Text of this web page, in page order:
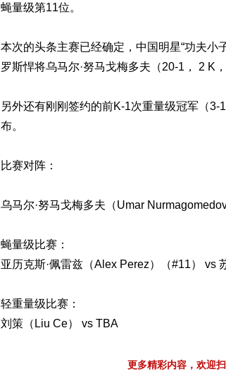
蝇量级第11位。
本次的头条主赛已经确定，中国明星“功夫小
罗斯悍将乌马尔·努马戈梅多夫（20-1， 2 K，
另外还有刚刚签约的前K-1次重量级冠军（
布。
比赛对阵：
乌马尔·努马戈梅多夫（Umar
蝇量级比赛：
亚历克斯·佩雷兹（Alex Perez）（#11） vs
轻重量级比赛：
刘策（Liu Ce） vs TBA
更多精彩内容，欢迎